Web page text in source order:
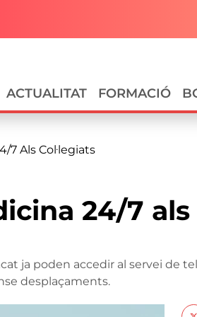
Navegació principal
ACTUALITAT FORMACIÓ
Als Col·legiats
24/7 als
ja poden accedir al servei
desplaçaments.